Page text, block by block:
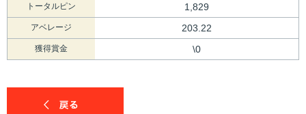
トータルピン 1,829
アベレージ 203.22
獲得賞金 \0